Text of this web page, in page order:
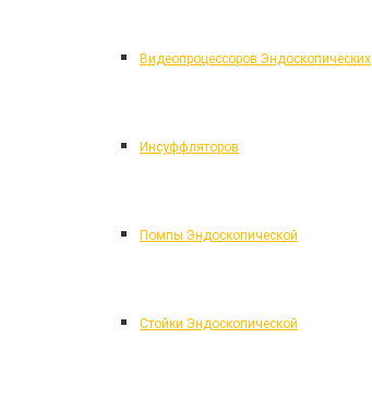
Видеопроцессоров Эндоскопических
Инсуффляторов
Помпы Эндоскопической
Стойки Эндоскопической